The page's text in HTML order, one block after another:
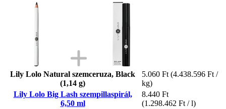
Lily Lolo Natural szemceruza, Black
(1,14 g)
5.060 Ft (4.438.596 Ft /
kg)
Lily Lolo Big Lash szempillaspirál,
6,50 ml
8.440 Ft
(1.298.462 Ft / l)